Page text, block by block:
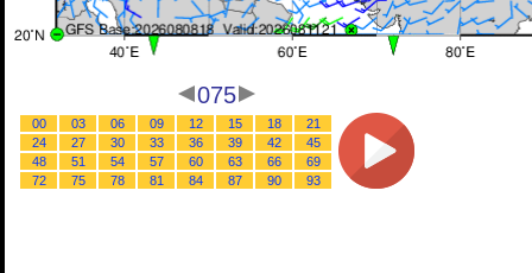
075
00 03 06 09 12 15 18
21
24
27 30 33 36 39 42
45
48
51 54 57 60 63 66
69
72
75 78 81 84 87 90 93